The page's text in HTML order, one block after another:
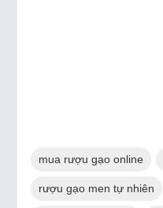
mua rượu gạo online
rượu gạo men tự nhiên